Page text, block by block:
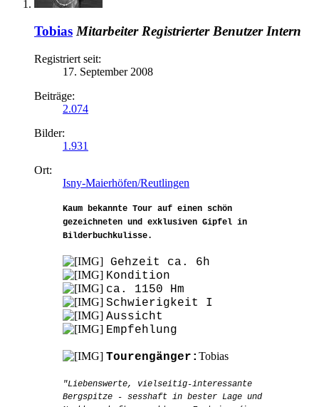
Tobias Mitarbeiter Registrierter Benutzer Intern
Registriert seit:
17. September 2008
Beiträge:
2.074
Bilder:
1.931
Ort:
Isny-Maierhöfen/Reutlingen
Kaum bekannte Tour auf einen schön
gezeichneten und exklusiven Gipfel in
Bilderbuchkulisse.
Gehzeit ca. 6h
Kondition
ca. 1150 Hm
Schwierigkeit I
Aussicht
Empfehlung
Tourengänger: Tobias
"Liebenswerte, vielseitig-interessante
Bergspitze - sesshaft in bester Lage und